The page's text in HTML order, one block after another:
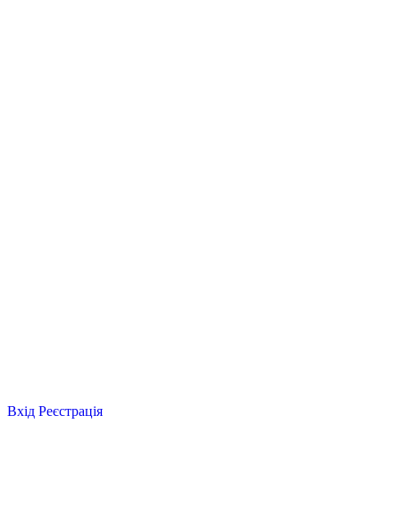
Вхід Реєстрація